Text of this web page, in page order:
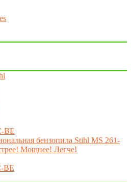
BE
бензопила Stihl MS 261-
Мощнее! Легче!
BE